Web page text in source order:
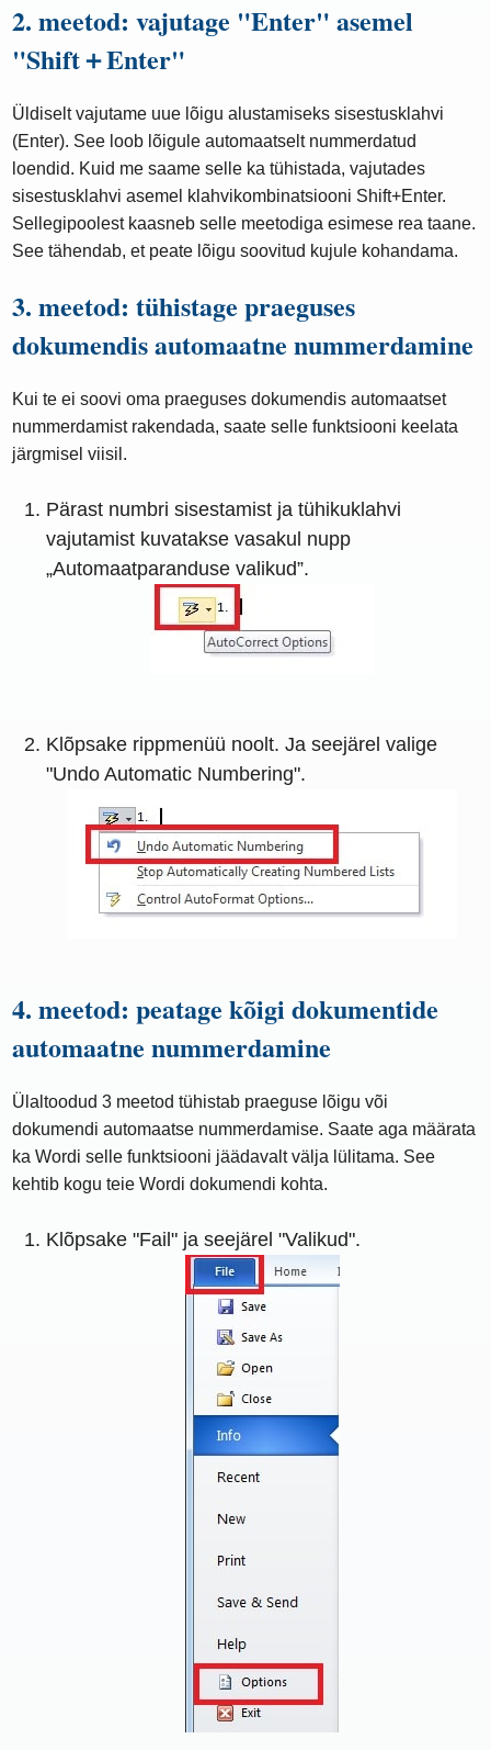
2. meetod: vajutage "Enter" asemel
"Shift＋Enter"
Üldiselt vajutame uue lõigu alustamiseks sisestusklahvi
(Enter). See loob lõigule automaatselt nummerdatud
loendid. Kuid me saame selle ka tühistada, vajutades
sisestusklahvi asemel klahvikombinatsiooni Shift+Enter.
Sellegipoolest kaasneb selle meetodiga esimese rea taane.
See tähendab, et peate lõigu soovitud kujule kohandama.
3. meetod: tühistage praeguses
dokumendis automaatne nummerdamine
Kui te ei soovi oma praeguses dokumendis automaatset
nummerdamist rakendada, saate selle funktsiooni keelata
järgmisel viisil.
Pärast numbri sisestamist ja tühikuklahvi
vajutamist kuvatakse vasakul nupp
„Automaatparanduse valikud”.
Klõpsake rippmenüü noolt. Ja seejärel valige
"Undo Automatic Numbering".
4. meetod: peatage kõigi dokumentide
automaatne nummerdamine
Ülaltoodud 3 meetod tühistab praeguse lõigu või
dokumendi automaatse nummerdamise. Saate aga määrata
ka Wordi selle funktsiooni jäädavalt välja lülitama. See
kehtib kogu teie Wordi dokumendi kohta.
Klõpsake "Fail" ja seejärel "Valikud".